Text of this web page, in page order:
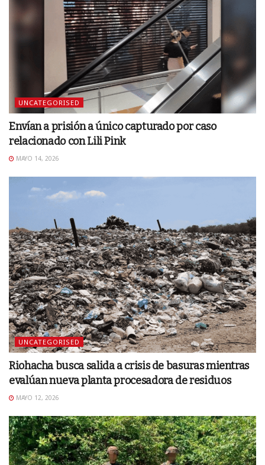
UNCATEGORISED
Envían a prisión a único capturado por caso
relacionado con Lili Pink
MAYO 14, 2026
UNCATEGORISED
Riohacha busca salida a crisis de basuras mientras
evalúan nueva planta procesadora de residuos
MAYO 12, 2026